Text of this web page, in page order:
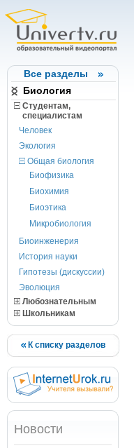
Все разделы
Биология
Студентам,
cпециалистам
Человек
Экология
Общая биология
Биофизика
Биохимия
Биоэтика
Микробиология
Биоинженерия
История науки
Гипотезы (дискуссии)
Эволюция
Любознательным
Школьникам
К списку разделов
Новости